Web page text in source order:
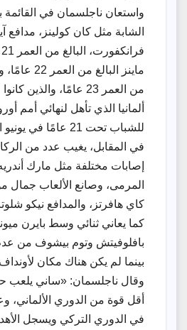
واستعان ناجلسمان في القائمة
الشابة مثل كان كولينز، مدافع
ماينز
من العمر 23 عامًا،
ألمانيا الذي تأهل لنهائي أمم
للشباب تحت 21 عامًا في يونيو الماضي.
في المقابل، يغيب عدد من
إصابات مختلفة مثل مارك
المرمى، وصانع الألعاب جمال
كاي هافرتز، والمدافع نيكو
كما يعاني ثنائي وسط بايرن
بافلوفيتش وتوم بيشوف من عدم
بينما لم يكن هناك مكان
وقال ناجلسمان: «ساني يلعب
أقل قوة من الدوري الألماني،
في الدوري التركي ويسجل